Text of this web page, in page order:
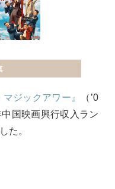
ジックアワー』
（’0
国映画興行収入ラン
た。